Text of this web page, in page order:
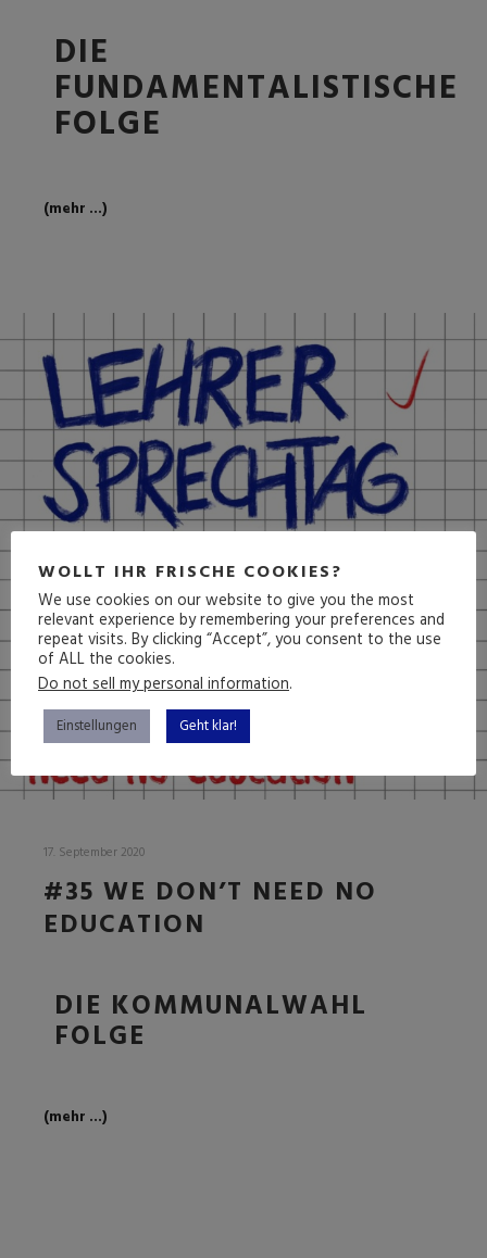
DIE
FUNDAMENTALISTISCHE
FOLGE
(mehr …)
17. September 2020
#35 WE DON’T NEED NO
EDUCATION
DIE KOMMUNALWAHL
FOLGE
(mehr …)
WOLLT IHR FRISCHE COOKIES?
We use cookies on our website to give you the most
relevant experience by remembering your preferences and
repeat visits. By clicking “Accept”, you consent to the use
of ALL the cookies.
Do not sell my personal information.
Einstellungen Geht klar!